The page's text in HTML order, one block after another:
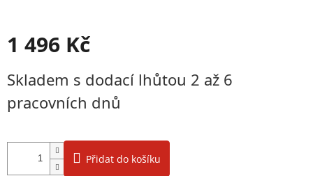
1 496 Kč
cena:
Skladem s dodací lhůtou 2 až 6
pracovních dnů
Přidat do košíku